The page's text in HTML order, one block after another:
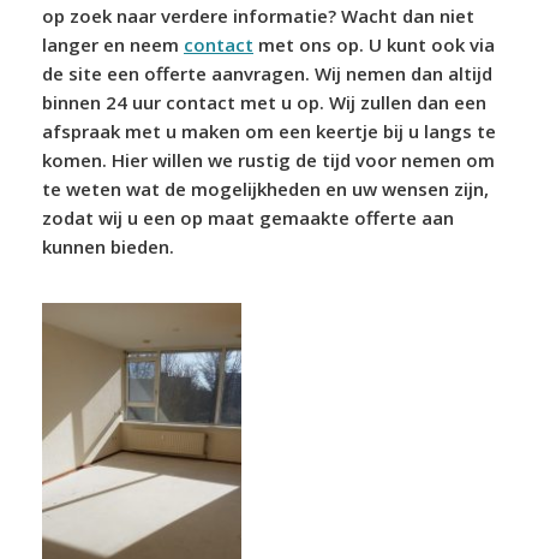
op zoek naar verdere informatie? Wacht dan niet
langer en neem contact met ons op. U kunt ook via
de site een offerte aanvragen. Wij nemen dan altijd
binnen 24 uur contact met u op. Wij zullen dan een
afspraak met u maken om een keertje bij u langs te
komen. Hier willen we rustig de tijd voor nemen om
te weten wat de mogelijkheden en uw wensen zijn,
zodat wij u een op maat gemaakte offerte aan
kunnen bieden.